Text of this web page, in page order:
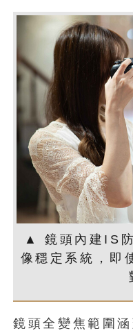
▲ 鏡頭內建IS
像穩定系統，即
鏡頭全變焦範圍